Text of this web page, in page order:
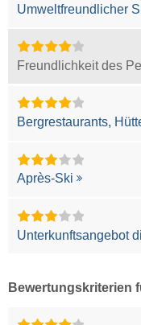
Umweltfreundlicher
Freundlichkeit des
Bergrestaurants,
Après-Ski
Unterkunftsangebot
Bewertungskriterien